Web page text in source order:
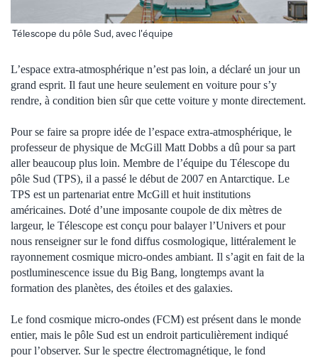
Télescope du pôle Sud, avec l'équipe
L’espace extra-atmosphérique n’est pas loin, a déclaré un jour un
grand esprit. Il faut une heure seulement en voiture pour s’y
rendre, à condition bien sûr que cette voiture y monte directement.
Pour se faire sa propre idée de l’espace extra-atmosphérique, le
professeur de physique de McGill Matt Dobbs a dû pour sa part
aller beaucoup plus loin. Membre de l’équipe du Télescope du
pôle Sud (TPS), il a passé le début de 2007 en Antarctique. Le
TPS est un partenariat entre McGill et huit institutions
américaines. Doté d’une imposante coupole de dix mètres de
largeur, le Télescope est conçu pour balayer l’Univers et pour
nous renseigner sur le fond diffus cosmologique, littéralement le
rayonnement cosmique micro-ondes ambiant. Il s’agit en fait de la
postluminescence issue du Big Bang, longtemps avant la
formation des planètes, des étoiles et des galaxies.
Le fond cosmique micro-ondes (FCM) est présent dans le monde
entier, mais le pôle Sud est un endroit particulièrement indiqué
pour l’observer. Sur le spectre électromagnétique, le fond